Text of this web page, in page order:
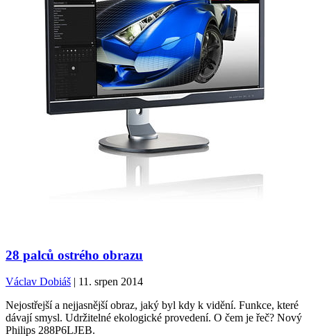
28 palců ostrého obrazu
Václav Dobiáš | 11. srpen 2014
Nejostřejší a nejjasnější obraz, jaký byl kdy k vidění. Funkce, které
dávají smysl. Udržitelné ekologické provedení. O čem je řeč? Nový
Philips 288P6LJEB.